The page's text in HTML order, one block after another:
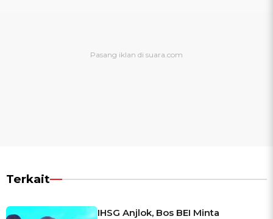
Terkait
IHSG Anjlok, Bos BEI Minta